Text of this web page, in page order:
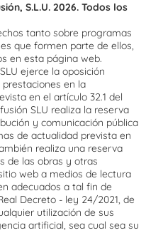
S.L.U. 2026. Todos los
tanto sobre programas
que formen parte de ellos,
en esta página web.
ejerce la oposición
en la
en el artículo 32.1 del
SLU realiza la reserva
y comunicación pública
de actualidad prevista en
realiza una reserva
de las obras y otras
web a medios de lectura
adecuados a tal fin de
Decreto - ley 24/2021, de
utilización de sus
artificial, sea cual sea su